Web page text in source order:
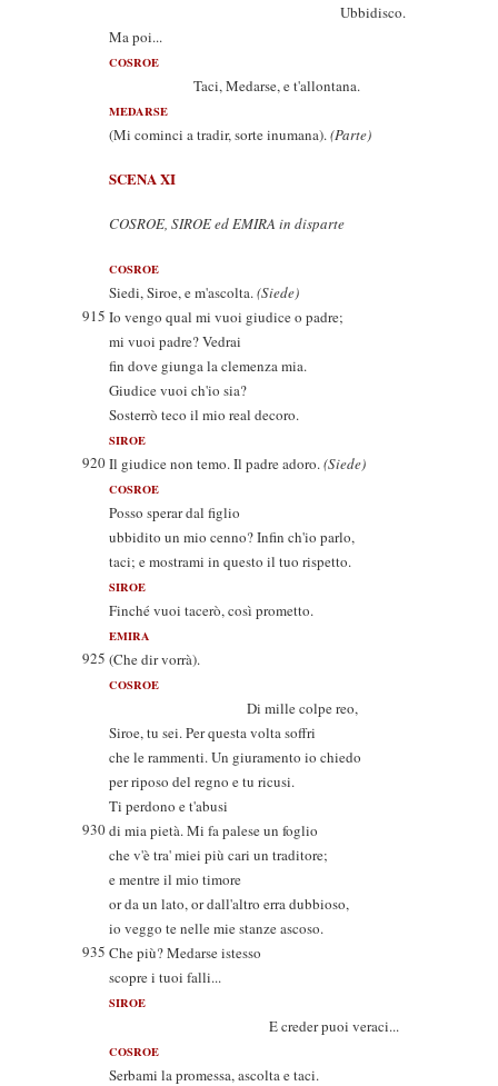
Ubbidisco.
Ma poi...
COSROE
Taci, Medarse, e t'allontana.
MEDARSE
(Mi cominci a tradir, sorte inumana).(Parte)
SCENA XI
COSROE, SIROE ed EMIRA in disparte
COSROE
Siedi, Siroe, e m'ascolta.(Siede)
915 Io vengo qual mi vuoi giudice o padre;
mi vuoi padre? Vedrai
fin dove giunga la clemenza mia.
Giudice vuoi ch'io sia?
Sosterrò teco il mio real decoro.
SIROE
920Il giudice non temo. Il padre adoro.(Siede)
COSROE
Posso sperar dal figlio
ubbidito un mio cenno? Infin ch'io parlo,
taci; e mostrami in questo il tuo rispetto.
SIROE
Finché vuoi tacerò, così prometto.
EMIRA
925 (Che dir vorrà).
COSROE
Di mille colpe reo,
Siroe, tu sei. Per questa volta soffri
che le rammenti. Un giuramento io chiedo
per riposo del regno e tu ricusi.
Ti perdono e t'abusi
930di mia pietà. Mi fa palese un foglio
che v'è tra' miei più cari un traditore;
e mentre il mio timore
or da un lato, or dall'altro erra dubbioso,
io veggo te nelle mie stanze ascoso.
935 Che più? Medarse istesso
scopre i tuoi falli...
SIROE
E creder puoi veraci...
COSROE
Serbami la promessa, ascolta e taci.